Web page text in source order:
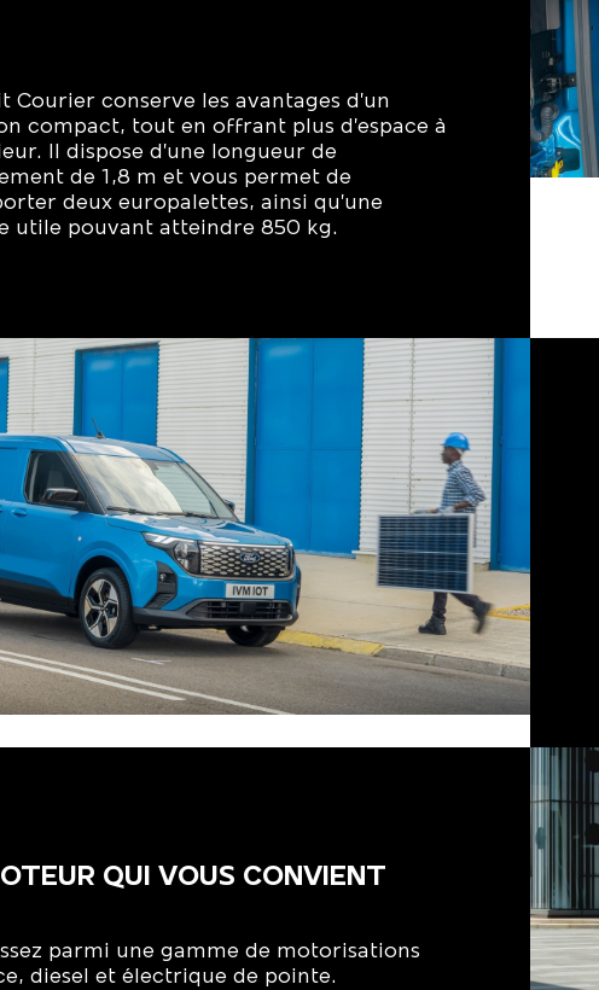
Courier conserve les avantages d’un
compact, tout en offrant plus d’espace à
Il dispose d’une longueur de
de 1,8 m et vous permet de
deux europalettes, ainsi qu’une
utile pouvant atteindre 850 kg.
QUI VOUS CONVIENT
parmi une gamme de motorisations
diesel et électrique de pointe.